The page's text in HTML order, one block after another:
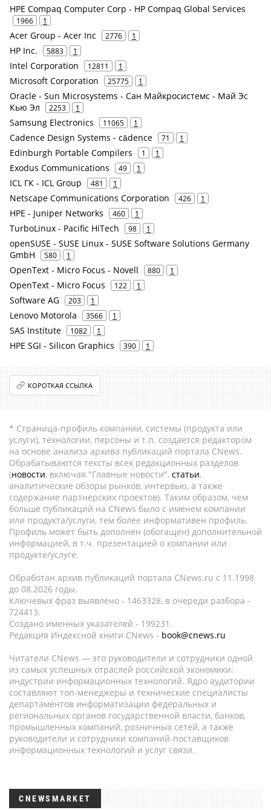
HPE Compaq Computer Corp - HP Compaq Global Services
1966 1
Acer Group - Acer Inc 2776 1
HP Inc. 5883 1
Intel Corporation 12811 1
Microsoft Corporation 25775 1
Oracle - Sun Microsystems - Сан Майкросистемс - Май Эс
Кью Эл
2253 1
Samsung Electronics 11065 1
Cadence Design Systems - cādence 71 1
Edinburgh Portable Compilers 1 1
Exodus Communications 49 1
ICL ГК - ICL Group 481 1
Netscape Communications Corporation 426 1
HPE - Juniper Networks 460 1
TurboLinux - Pacific HiTech 98 1
openSUSE - SUSE Linux - SUSE Software Solutions Germany
GmbH
580 1
OpenText - Micro Focus - Novell 880 1
OpenText - Micro Focus 122 1
Software AG 203 1
Lenovo Motorola 3566 1
SAS Institute 1082 1
HPE SGI - Silicon Graphics 390 1
КОРОТКАЯ ССЫЛКА
* Страница-профиль компании, системы (продукта или
услуги), технологии, персоны и т.п. создается редактором
на основе анализа архива публикаций портала CNews.
Обрабатываются тексты всех редакционных разделов
(новости, включая "Главные новости", статьи,
аналитические обзоры рынков, интервью, а также
содержание партнёрских проектов). Таким образом, чем
больше публикаций на CNews было с именем компании
или продукта/услуги, тем более информативен профиль.
Профиль может быть дополнен (обогащен) дополнительной
информацией, в т.ч. презентацией о компании или
продукте/услуге.
Обработан архив публикаций портала CNews.ru c 11.1998
до 08.2026 годы.
Ключевых фраз выявлено - 1463328, в очереди разбора -
724413.
Создано именных указателей - 199231.
Редакция Индексной книги CNews - book@cnews.ru
Читатели CNews — это руководители и сотрудники одной
из самых успешных отраслей российской экономики:
индустрии информационных технологий. Ядро аудитории
составляют топ-менеджеры и технические специалисты
департаментов информатизации федеральных и
региональных органов государственной власти, банков,
промышленных компаний, розничных сетей, а также
руководители и сотрудники компаний-поставщиков
информационных технологий и услуг связи.
CNEWSMARKET